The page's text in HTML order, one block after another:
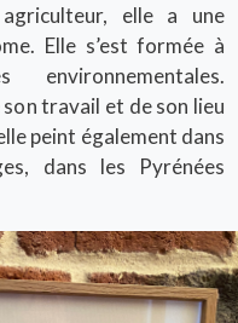
elle a une
Elle s’est formée à
travail et de son lieu
peint également dans
dans les Pyrénées